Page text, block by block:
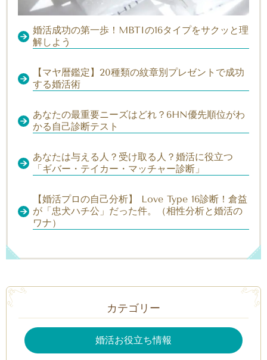
婚活成功の第一歩！MBTIの16タイプをサクッと理
解しよう
【マヤ暦鑑定】20種類の紋章別プレゼントで成功
する婚活術
あなたの最重要ニーズはどれ？6HN優先順位がわ
かる自己診断テスト
あなたは与える人？受け取る人？婚活に役立つ
「ギバー・テイカー・マッチャー診断」
【婚活プロの自己分析】 Love Type 16診断！倉益
が「忠犬ハチ公」だった件。（相性分析と婚活の
ワナ）
カテゴリー
婚活お役立ち情報